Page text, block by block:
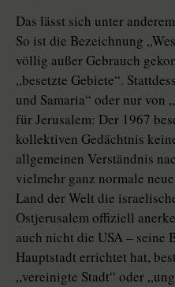
Das lässt sich unter
So ist die Bezeichnung
völlig außer Gebrauch
„besetzte Gebiete“.
und Samaria“ oder nur von
für Jerusalem: Der 1967
kollektiven Gedächtnis
allgemeinen Verständnis
vielmehr ganz normale
Land der Welt die
Ostjerusalem offiziell
auch nicht die USA – seine
Hauptstadt errichtet hat,
„vereinigte Stadt“ oder